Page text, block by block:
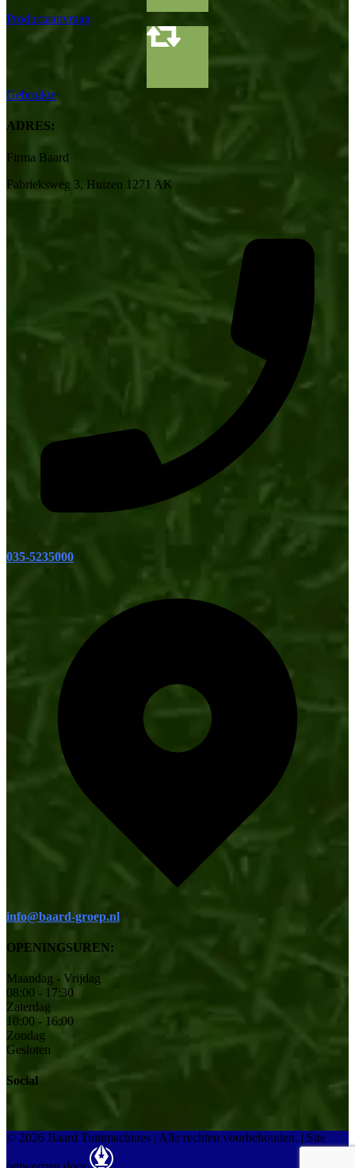
Productaanvraag
Gebruikte
ADRES:
Firma Baard
Fabrieksweg 3, Huizen 1271 AK
035-5235000
info@baard-groep.nl
OPENINGSUREN:
Maandag - Vrijdag
08:00 - 17:30
Zaterdag
10:00 - 16:00
Zondag
Gesloten
Social
© 2026 Baard Tuinmachines | Alle rechten voorbehouden. | Site